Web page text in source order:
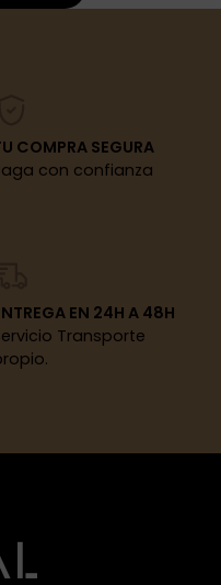
COMPRA SEGURA
con confianza
EN 24H A 48H
Transporte